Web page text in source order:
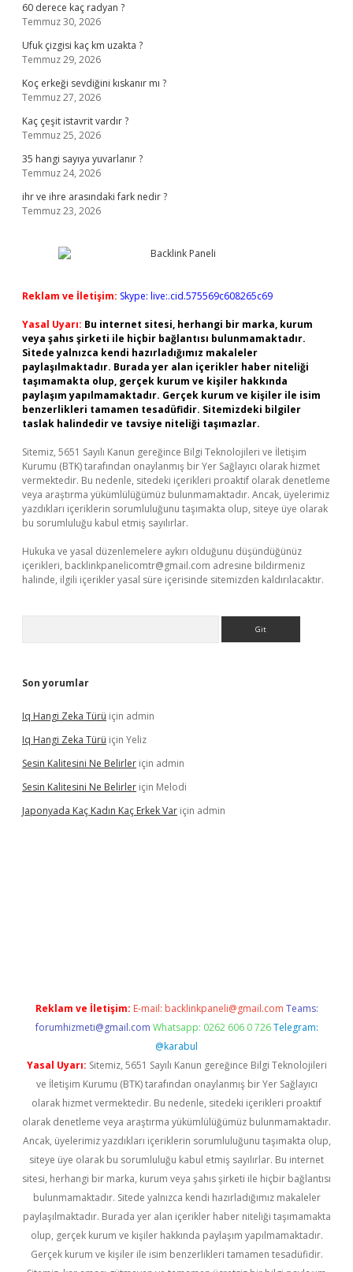
60 derece kaç radyan ?
Temmuz 30, 2026
Ufuk çizgisi kaç km uzakta ?
Temmuz 29, 2026
Koç erkeği sevdiğini kıskanır mı ?
Temmuz 27, 2026
Kaç çeşit istavrit vardır ?
Temmuz 25, 2026
35 hangi sayıya yuvarlanır ?
Temmuz 24, 2026
ihr ve ihre arasındaki fark nedir ?
Temmuz 23, 2026
Reklam ve İletişim: Skype: live:.cid.575569c608265c69
Yasal Uyarı: Bu internet sitesi, herhangi bir marka, kurum
veya şahıs şirketi ile hiçbir bağlantısı bulunmamaktadır.
Sitede yalnızca kendi hazırladığımız makaleler
paylaşılmaktadır. Burada yer alan içerikler haber niteliği
taşımamakta olup, gerçek kurum ve kişiler hakkında
paylaşım yapılmamaktadır. Gerçek kurum ve kişiler ile isim
benzerlikleri tamamen tesadüfidir. Sitemizdeki bilgiler
taslak halindedir ve tavsiye niteliği taşımazlar.
Sitemiz, 5651 Sayılı Kanun gereğince Bilgi Teknolojileri ve İletişim
Kurumu (BTK) tarafından onaylanmış bir Yer Sağlayıcı olarak hizmet
vermektedir. Bu nedenle, sitedeki içerikleri proaktif olarak denetleme
veya araştırma yükümlülüğümüz bulunmamaktadır. Ancak, üyelerimiz
yazdıkları içeriklerin sorumluluğunu taşımakta olup, siteye üye olarak
bu sorumluluğu kabul etmiş sayılırlar.
Hukuka ve yasal düzenlemelere aykırı olduğunu düşündüğünüz
içerikleri, backlinkpanelicomtr@gmail.com adresine bildirmeniz
halinde, ilgili içerikler yasal süre içerisinde sitemizden kaldırılacaktır.
Son yorumlar
Iq Hangi Zeka Türü için admin
Iq Hangi Zeka Türü için Yeliz
Sesin Kalitesini Ne Belirler için admin
Sesin Kalitesini Ne Belirler için Melodi
Japonyada Kaç Kadın Kaç Erkek Var için admin
Reklam ve İletişim: E-mail: backlinkpaneli@gmail.com Teams:
forumhizmeti@gmail.com Whatsapp: 0262 606 0 726 Telegram:
@karabul
Yasal Uyarı: Sitemiz, 5651 Sayılı Kanun gereğince Bilgi Teknolojileri
ve İletişim Kurumu (BTK) tarafından onaylanmış bir Yer Sağlayıcı
olarak hizmet vermektedir. Bu nedenle, sitedeki içerikleri proaktif
olarak denetleme veya araştırma yükümlülüğümüz bulunmamaktadır.
Ancak, üyelerimiz yazdıkları içeriklerin sorumluluğunu taşımakta olup,
siteye üye olarak bu sorumluluğu kabul etmiş sayılırlar. Bu internet
sitesi, herhangi bir marka, kurum veya şahıs şirketi ile hiçbir bağlantısı
bulunmamaktadır. Sitede yalnızca kendi hazırladığımız makaleler
paylaşılmaktadır. Burada yer alan içerikler haber niteliği taşımamakta
olup, gerçek kurum ve kişiler hakkında paylaşım yapılmamaktadır.
Gerçek kurum ve kişiler ile isim benzerlikleri tamamen tesadüfidir.